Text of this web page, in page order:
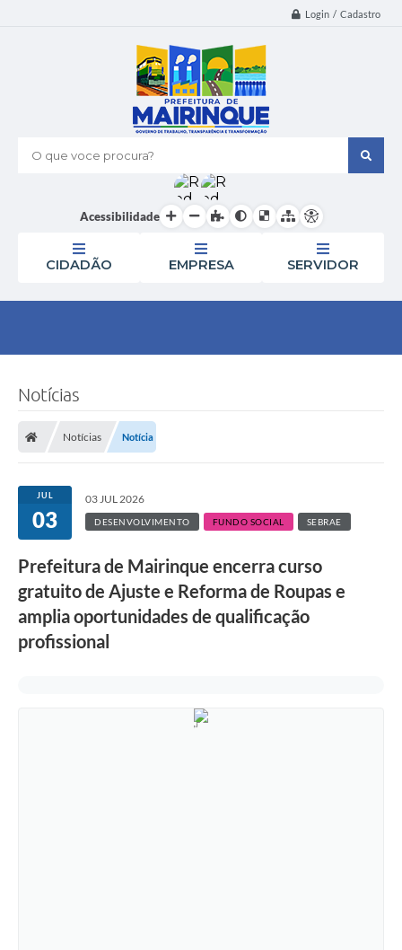
Login / Cadastro
O que voce procura?
Acessibilidade
CIDADÃO EMPRESA SERVIDOR
Notícias
Notícias Notícia
JUL
03
03 JUL 2026
DESENVOLVIMENTO FUNDO SOCIAL SEBRAE
Prefeitura de Mairinque encerra curso
gratuito de Ajuste e Reforma de Roupas e
amplia oportunidades de qualificação
profissional